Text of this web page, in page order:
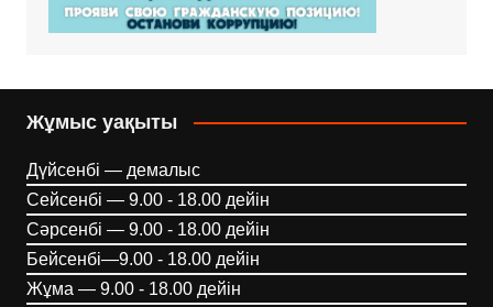
Жұмыс уақыты
Дүйсенбі — демалыс
Сейсенбі — 9.00 - 18.00 дейін
Сәрсенбі — 9.00 - 18.00 дейін
Бейсенбі—9.00 - 18.00 дейін
Жұма — 9.00 - 18.00 дейін